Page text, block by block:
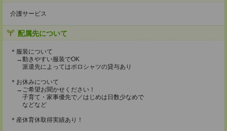
介護サービス
配属先について
＊服装について
→動きやすい服装でOK
派遣先によってはポロシャツの貸与あり
＊お休みについて
→ご希望お聞かせください！
子育て・家事優先で／はじめは日数少なめで
などなど
＊産休育休取得実績あり！